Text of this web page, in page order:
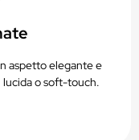
aspetto elegante e
lucida o soft-touch.